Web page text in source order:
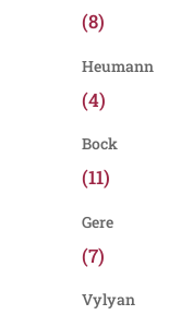
(8)
Heumann
(4)
Bock
(11)
Gere
(7)
Vylyan